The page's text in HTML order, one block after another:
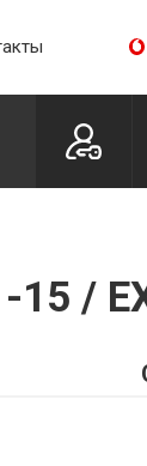
15 /